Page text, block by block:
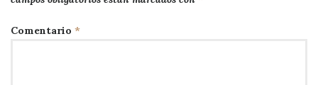
Comentario *